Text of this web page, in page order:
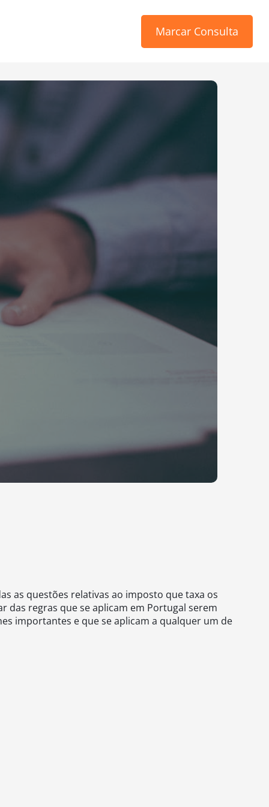
Marcar Consulta
as questões relativas ao imposto que taxa os
das regras que se aplicam em Portugal serem
importantes e que se aplicam a qualquer um de